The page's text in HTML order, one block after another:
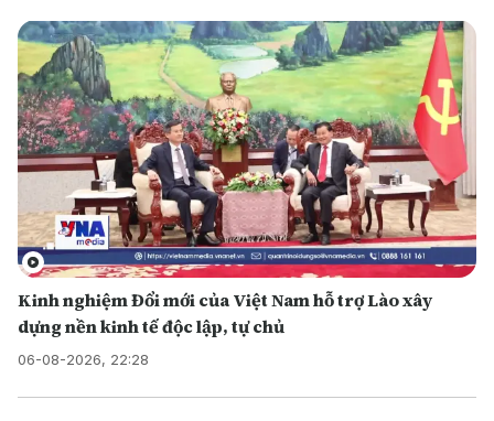
Kinh nghiệm Đổi mới của Việt Nam hỗ trợ Lào xây
dựng nền kinh tế độc lập, tự chủ
06-08-2026, 22:28